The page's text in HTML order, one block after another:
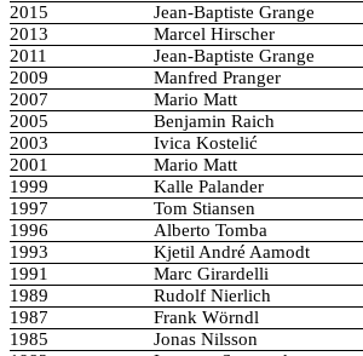
2015
Jean-Baptiste Grange
2013
Marcel Hirscher
2011
Jean-Baptiste Grange
2009
Manfred Pranger
2007
Mario Matt
2005
Benjamin Raich
2003
Ivica Kostelić
2001
Mario Matt
1999
Kalle Palander
1997
Tom Stiansen
1996
Alberto Tomba
1993
Kjetil André Aamodt
1991
Marc Girardelli
1989
Rudolf Nierlich
1987
Frank Wörndl
1985
Jonas Nilsson